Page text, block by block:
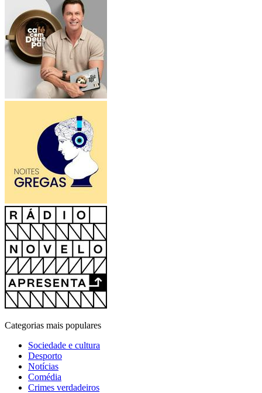
Categorias mais populares
Sociedade e cultura
Desporto
Notícias
Comédia
Crimes verdadeiros